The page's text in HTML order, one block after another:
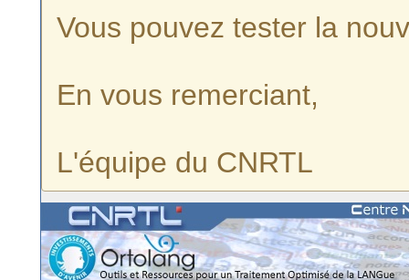
Vous pouvez tester la
En vous remerciant,
L'équipe du CNRTL